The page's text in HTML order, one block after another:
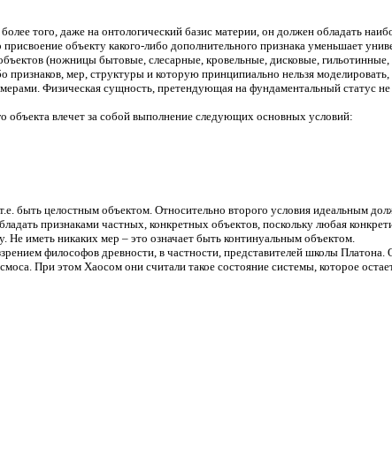
того, даже на онтологический базис материи, он должен обладать
объекту какого-либо дополнительного признака уменьшает
(ножницы бытовые, слесарные, кровельные, дисковые,
мер, структуры и которую принципиально нельзя
Физическая сущность, претендующая на фундаментальный статус
объекта влечет за собой выполнение следующих основных условий:
быть целостным объектом. Относительно второго условия идеальным
признаками частных, конкретных объектов, поскольку любая
иметь никаких мер – это означает быть континуальным объектом.
философов древности, в частности, представителей школы
При этом Хаосом они считали такое состояние системы, которое